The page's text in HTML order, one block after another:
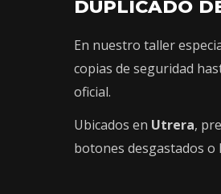
DUPLICADO
En nuestro taller
copias de seguridad
oficial.
Ubicados en Utrera,
botones desgastados